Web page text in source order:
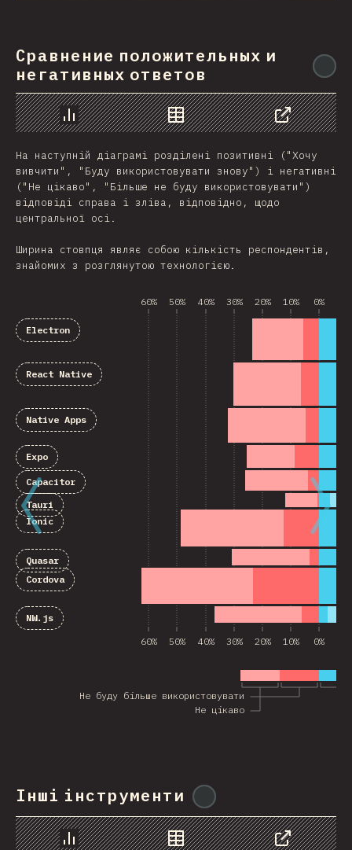
Сравнение положительных и
негативных ответов
Chart Data
Share
На наступній діаграмі розділені позитивні ("Хочу
вивчити", "Буду використовувати знову") і негативні
("Не цікаво", "Більше не буду використовувати")
відповіді справа і зліва, відповідно, щодо
центральної осі.
Ширина стовпця являє собою кількість респондентів,
знайомих з розглянутою технологією.
Не цікаво
Не буду більше використовувати
60% 50% 40% 30% 20% 10% 0%
60% 50% 40% 30% 20% 10% 0%
Electron
React Native
Native Apps
Expo
Capacitor
Tauri
Ionic
Quasar
Cordova
NW.js
Інші інструменти